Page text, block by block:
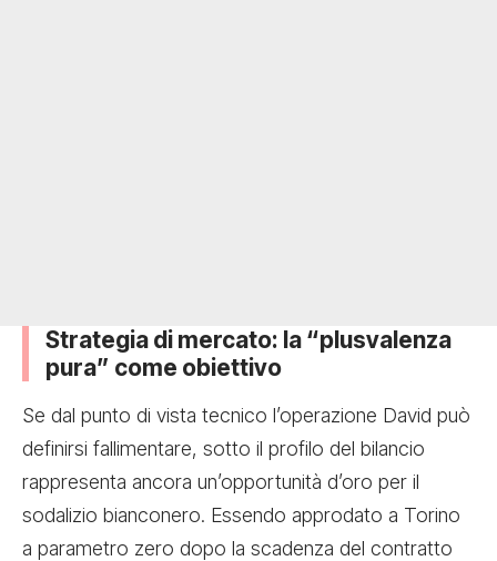
Strategia di mercato: la “plusvalenza
pura” come obiettivo
Se dal punto di vista tecnico l’operazione David può
definirsi fallimentare, sotto il profilo del bilancio
rappresenta ancora un’opportunità d’oro per il
sodalizio bianconero. Essendo approdato a Torino
a parametro zero dopo la scadenza del contratto